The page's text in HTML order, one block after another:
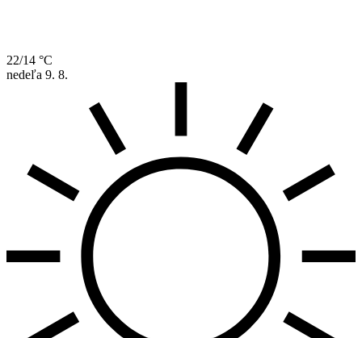
22/14 °C
nedeľa 9. 8.